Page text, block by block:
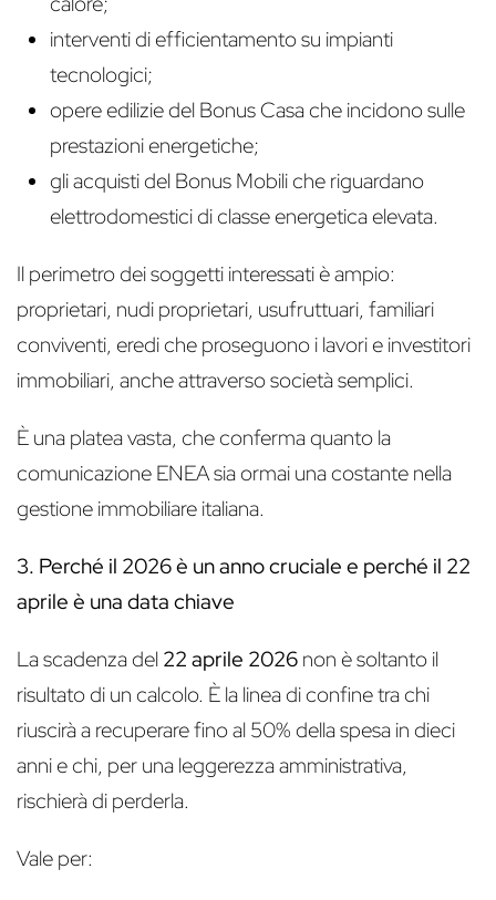
interventi di efficientamento su impianti
tecnologici;
opere edilizie del Bonus Casa che incidono sulle
prestazioni energetiche;
gli acquisti del Bonus Mobili che riguardano
elettrodomestici di classe energetica elevata.
Il perimetro dei soggetti interessati è ampio:
proprietari, nudi proprietari, usufruttuari, familiari
conviventi, eredi che proseguono i lavori e investitori
immobiliari, anche attraverso società semplici.
È una platea vasta, che conferma quanto la
comunicazione ENEA sia ormai una costante nella
gestione immobiliare italiana.
3. Perché il 2026 è un anno cruciale e perché il 22
aprile è una data chiave
La scadenza del 22 aprile 2026 non è soltanto il
risultato di un calcolo. È la linea di confine tra chi
riuscirà a recuperare fino al 50% della spesa in dieci
anni e chi, per una leggerezza amministrativa,
rischierà di perderla.
Vale per: